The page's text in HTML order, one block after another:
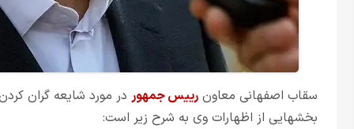
سقاب اصفهانی معاون رییس جمهور در مورد شایعه گران
بخشهایی از اظهارات وی به شرح زیر است: